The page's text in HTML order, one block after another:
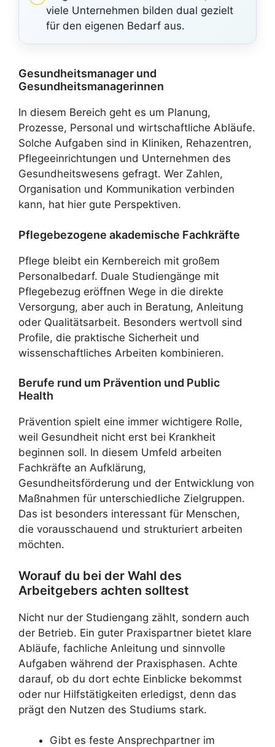
viele Unternehmen bilden dual gezielt
für den eigenen Bedarf aus.
Gesundheitsmanager und
Gesundheitsmanagerinnen
In diesem Bereich geht es um Planung,
Prozesse, Personal und wirtschaftliche Abläufe.
Solche Aufgaben sind in Kliniken, Rehazentren,
Pflegeeinrichtungen und Unternehmen des
Gesundheitswesens gefragt. Wer Zahlen,
Organisation und Kommunikation verbinden
kann, hat hier gute Perspektiven.
Pflegebezogene akademische Fachkräfte
Pflege bleibt ein Kernbereich mit großem
Personalbedarf. Duale Studiengänge mit
Pflegebezug eröffnen Wege in die direkte
Versorgung, aber auch in Beratung, Anleitung
oder Qualitätsarbeit. Besonders wertvoll sind
Profile, die praktische Sicherheit und
wissenschaftliches Arbeiten kombinieren.
Berufe rund um Prävention und Public
Health
Prävention spielt eine immer wichtigere Rolle,
weil Gesundheit nicht erst bei Krankheit
beginnen soll. In diesem Umfeld arbeiten
Fachkräfte an Aufklärung,
Gesundheitsförderung und der Entwicklung von
Maßnahmen für unterschiedliche Zielgruppen.
Das ist besonders interessant für Menschen,
die vorausschauend und strukturiert arbeiten
möchten.
Worauf du bei der Wahl des
Arbeitgebers achten solltest
Nicht nur der Studiengang zählt, sondern auch
der Betrieb. Ein guter Praxispartner bietet klare
Abläufe, fachliche Anleitung und sinnvolle
Aufgaben während der Praxisphasen. Achte
darauf, ob du dort echte Einblicke bekommst
oder nur Hilfstätigkeiten erledigst, denn das
prägt den Nutzen des Studiums stark.
Gibt es feste Ansprechpartner im